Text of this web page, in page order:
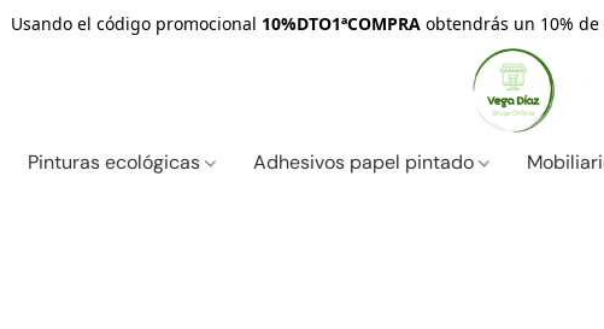
Usando el código promocional 10%DTO1ªCOMPRA obtendrás un 10%
Pinturas ecológicas Adhesivos papel pintado